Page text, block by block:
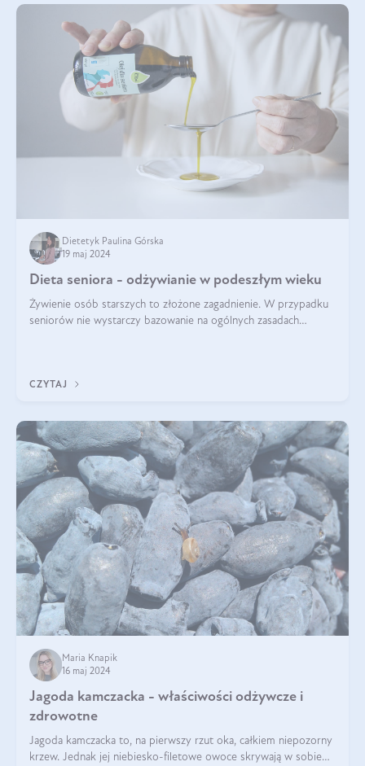
Dietetyk Paulina Górska
19 maj 2024
Dieta seniora - odżywianie w podeszłym wieku
Żywienie osób starszych to złożone zagadnienie. W przypadku
seniorów nie wystarczy bazowanie na ogólnych zasadach
CZYTAJ
Maria Knapik
16 maj 2024
Jagoda kamczacka - właściwości odżywcze i
zdrowotne
Jagoda kamczacka to, na pierwszy rzut oka, całkiem niepozorny
krzew. Jednak jej niebiesko-filetowe owoce skrywają w sobie